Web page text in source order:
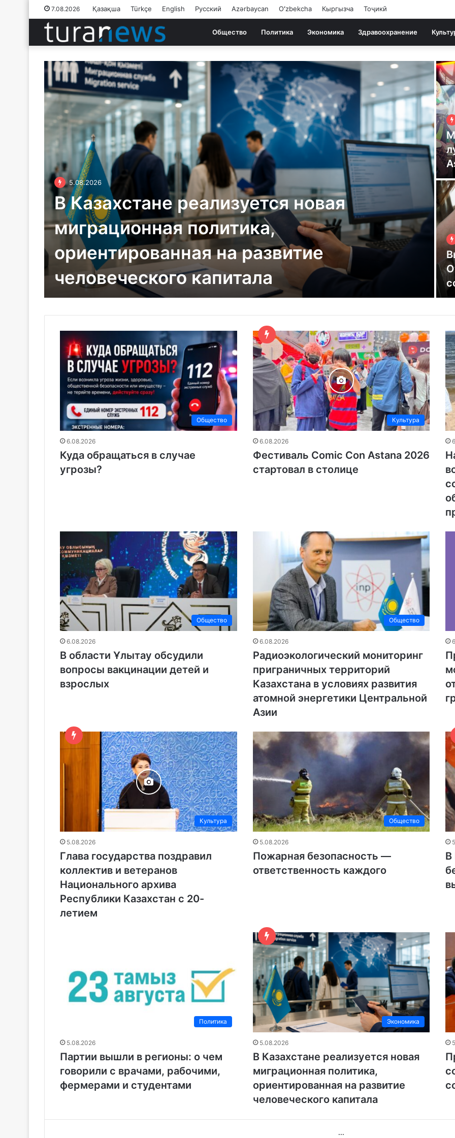
7.08.2026 Қазақша Türkçe English Русский Azərbaycan Oʻzbekcha Кыргызча Тоҷикӣ
Общество Политика Экономика Здравоохранение
6.08.2026
Фестиваль Comic Con Astana 2026
стартовал в столице
В
Общество
6.08.2026
Куда обращаться в случае
угрозы?
Культура
6.08.2026
Фестиваль Comic Con Astana 2026
стартовал в столице
Общество
6.08.2026
В области Ұлытау обсудили
вопросы вакцинации детей и
взрослых
Общество
6.08.2026
Радиоэкологический мониторинг
приграничных территорий
Казахстана в условиях развития
атомной энергетики Центральной
Азии
Культура
5.08.2026
Глава государства поздравил
коллектив и ветеранов
Национального архива
Республики Казахстан с 20-
летием
Общество
5.08.2026
Пожарная безопасность —
ответственность каждого
В
Политика
5.08.2026
Партии вышли в регионы: о чем
говорили с врачами, рабочими,
фермерами и студентами
Экономика
5.08.2026
В Казахстане реализуется новая
миграционная политика,
ориентированная на развитие
человеческого капитала
...